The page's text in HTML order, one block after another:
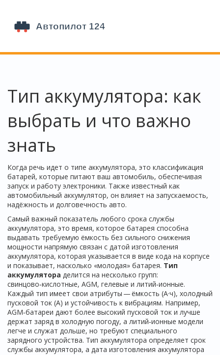
Тип аккумулятора: как
выбрать и что важно
знать
Когда речь идет о типе аккумулятора, это классификация
батарей, которые питают ваш автомобиль, обеспечивая
запуск и работу электроники. Также известный как
автомобильный аккумулятор, он влияет на запускаемость,
надёжность и долговечность авто.
Самый важный показатель любого срока службы
аккумулятора, это время, которое батарея способна
выдавать требуемую ёмкость без сильного снижения
мощности напрямую связан с датой изготовления
аккумулятора, которая указывается в виде кода на корпусе
и показывает, насколько «молодая» батарея. Тип
аккумулятора делится на несколько групп:
свинцово‑кислотные, AGM, гелевые и литий‑ионные.
Каждый тип имеет свои атрибуты — ёмкость (А·ч), холодный
пусковой ток (A) и устойчивость к вибрациям. Например,
AGM‑батареи дают более высокий пусковой ток и лучше
держат заряд в холодную погоду, а литий‑ионные модели
легче и служат дольше, но требуют специального
зарядного устройства. Тип аккумулятора определяет срок
службы аккумулятора, а дата изготовления аккумулятора